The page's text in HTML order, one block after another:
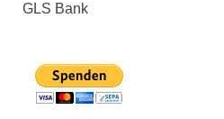
GLS Bank